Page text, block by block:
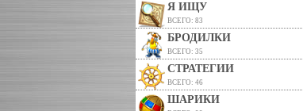
Я ИЩУ
ВСЕГО: 83
БРОДИЛКИ
ВСЕГО: 35
СТРАТЕГИИ
ВСЕГО: 46
ШАРИКИ